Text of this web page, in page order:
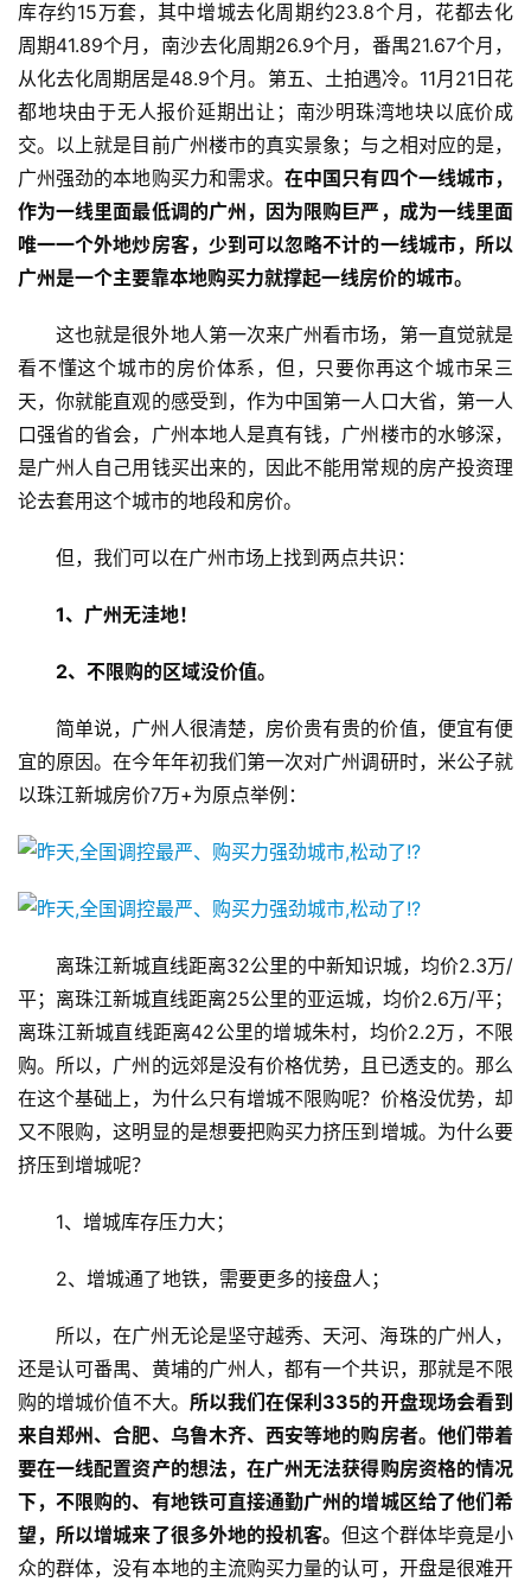
金
融
互
联
网
娱
乐
综
房
产
家
具
尚
康
讯
于
我
们
联
系
库存约15万套，其中增城去化周期约23.8个月，花都去化
周期41.89个月，南沙去化周期26.9个月，番禺21.67个月，
从化去化周期居是48.9个月。第五、土拍遇冷。11月21日花
都地块由于无人报价延期出让；南沙明珠湾地块以底价成
交。以上就是目前广州楼市的真实景象；与之相对应的是，
广州强劲的本地购买力和需求。在中国只有四个一线城市，
作为一线里面最低调的广州，因为限购巨严，成为一线里面
唯一一个外地炒房客，少到可以忽略不计的一线城市，所以
广州是一个主要靠本地购买力就撑起一线房价的城市。
这也就是很外地人第一次来广州看市场，第一直觉就是
看不懂这个城市的房价体系，但，只要你再这个城市呆三
天，你就能直观的感受到，作为中国第一人口大省，第一人
口强省的省会，广州本地人是真有钱，广州楼市的水够深，
是广州人自己用钱买出来的，因此不能用常规的房产投资理
论去套用这个城市的地段和房价。
但，我们可以在广州市场上找到两点共识：
1、广州无洼地！
2、不限购的区域没价值。
简单说，广州人很清楚，房价贵有贵的价值，便宜有便
宜的原因。在今年年初我们第一次对广州调研时，米公子就
以珠江新城房价7万+为原点举例：
离珠江新城直线距离32公里的中新知识城，均价2.3万/
平；离珠江新城直线距离25公里的亚运城，均价2.6万/平；
离珠江新城直线距离42公里的增城朱村，均价2.2万，不限
购。所以，广州的远郊是没有价格优势，且已透支的。那么
在这个基础上，为什么只有增城不限购呢？价格没优势，却
又不限购，这明显的是想要把购买力挤压到增城。为什么要
挤压到增城呢？
1、增城库存压力大；
2、增城通了地铁，需要更多的接盘人；
所以，在广州无论是坚守越秀、天河、海珠的广州人，
还是认可番禺、黄埔的广州人，都有一个共识，那就是不限
购的增城价值不大。 所以我们在保利335的开盘现场会看到
来自郑州、合肥、乌鲁木齐、西安等地的购房者。 他们带着
要在一线配置资产的想法， 在广州无法获得购房资格的情况
下，不限购的、有地铁可直接通勤广州的增城区给了他们希
望，所以增城来了很多外地的投机客。但这个群体毕竟是小
众的群体，没有本地的主流购买力量的认可，开盘是很难开